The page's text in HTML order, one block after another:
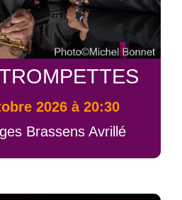
2026 à 20:30
Brassens Avrillé